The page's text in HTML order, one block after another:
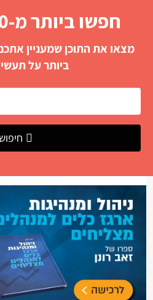
חפשו ביותר מ-700 מאמרים
מצאו את התוכן שמעניין
ביותר על
חיפוש